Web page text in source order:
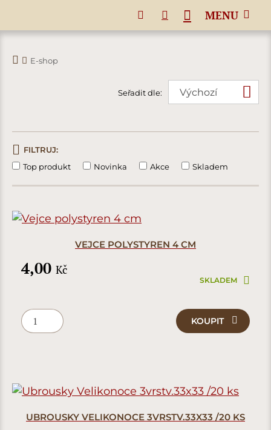
E-shop
Seřadit dle:
FILTRUJ:
Top produkt
Novinka Akce Skladem
VEJCE POLYSTYREN 4 CM
4,00 Kč
SKLADEM
KOUPIT
UBROUSKY VELIKONOCE 3VRSTV.33X33 /20 KS
MENU